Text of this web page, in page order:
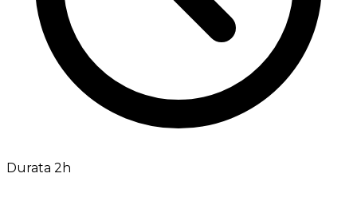
Durata 2h